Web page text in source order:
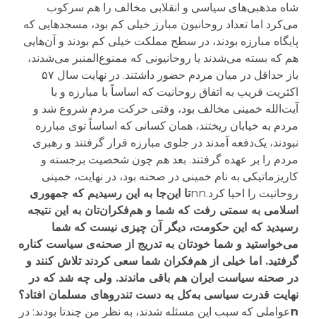
شاه مذهبی‌های سیاسی و انقلابی مخالف را هم سرکوب
می‌کرد اما تعداد روحانیون مبارز خیلی کم بود، مسجدهایی که
پایگاه مبارزه بودند، در سطح مملکت خیلی کم بودند و آن‌هایی
هم که بسته می‌شدند یا روحانیونی که ممنوع‌المنبر می‌شدند،
باز حداقل در میان مردم حضور داشتند. در نهایت سال ۵۷
اکثریت قریب به اتفاق روحانیت که اساساً با مبارزه و با
آیت‌الله خمینی مخالف بود، وقتی حرکت مردم شروع شد و
مردم به خیابان ریختند، همان کسانی که اساساً توی مبارزه
نبودند، یک‌دفعه آمدند در جلوی مبارزه قرار گرفتند و رهبری
مردم را بر عهده گرفتند. بعد هم چون شخصیت برجسته و
کاریزماتیکی به نام خمینی در صحنه بود، در نهایت، خمینی
روحانیت را احیا کرد.nn
تا این‌جا به این‌ رسیدیم که جمهوری
اسلامی به سمتی رفت که شما و هم‌فکران‌تان به این نتیجه
رسیدید که این حکومت، دیگر آن چیزی نیست که شما
می‌خواستید و شما خودتان به تدریج از صحنه‌ی سیاست کناره
گرفتید. اما خیلی از هم‌فکران شما سعی کردند تلاش کنند و
در صحنه سیاست ایران هم باقی ماندند. ولی چه شد که در
نهایت قدرت سیاسی به‌کل به دست تندروهای مسلمان افتاد؟
nعواملی که سبب این مسئله شدند، به نظر من چندتا بودند: در